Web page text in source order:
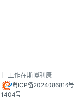
工作在斯博利康
蜀ICP备2024086816号
号